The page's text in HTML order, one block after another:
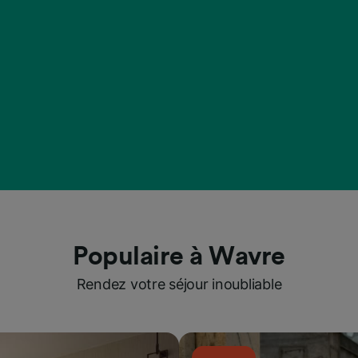
Populaire à Wavre
Rendez votre séjour inoubliable